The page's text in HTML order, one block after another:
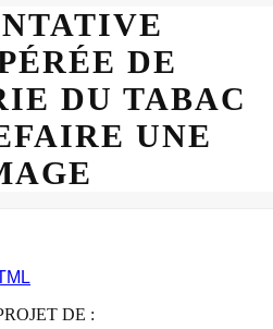
DE
DU TABAC
UNE
DE :